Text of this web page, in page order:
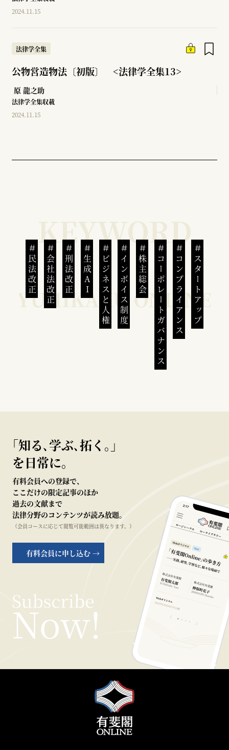
2024.11.15
法律学全集
公物営造物法〔初版〕 <法律学全集13>
原 龍之助
法律学全集収載
2024.11.15
民法改正 会社法改正 刑法改正 生成AI ビジネスと人権インボイス制度 株主総会 コーポレートガバナンスコンプライアンススタートアップ
｢知る､学ぶ､拓く｡｣
を日常に。
有料会員への登録で、
ここだけの限定記事のほか
過去の文献まで
法律分野のコンテンツが読み放題。
（会員コースに応じて閲覧可能範囲は異なります。）
有料会員に申し込む →